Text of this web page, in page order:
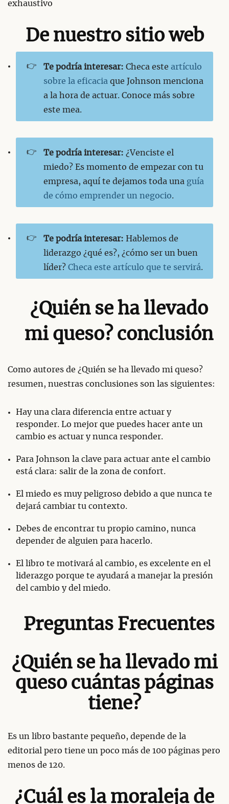
exhaustivo
De nuestro sitio web
👉 Te podría interesar: Checa este artículo
sobre la eficacia que Johnson menciona
a la hora de actuar. Conoce más sobre
este mea.
👉 Te podría interesar: ¿Venciste el
miedo? Es momento de empezar con tu
empresa, aquí te dejamos toda una guía
de cómo emprender un negocio.
👉 Te podría interesar: Hablemos de
liderazgo ¿qué es?, ¿cómo ser un buen
líder? Checa este artículo que te servirá.
¿Quién se ha llevado
mi queso? conclusión
Como autores de ¿Quién se ha llevado mi queso?
resumen, nuestras conclusiones son las siguientes:
Hay una clara diferencia entre actuar y
responder. Lo mejor que puedes hacer ante un
cambio es actuar y nunca responder.
Para Johnson la clave para actuar ante el cambio
está clara: salir de la zona de confort.
El miedo es muy peligroso debido a que nunca te
dejará cambiar tu contexto.
Debes de encontrar tu propio camino, nunca
depender de alguien para hacerlo.
El libro te motivará al cambio, es excelente en el
liderazgo porque te ayudará a manejar la presión
del cambio y del miedo.
Preguntas Frecuentes
¿Quién se ha llevado mi
queso cuántas páginas
tiene?
Es un libro bastante pequeño, depende de la
editorial pero tiene un poco más de 100 páginas pero
menos de 120.
¿Cuál es la moraleja de